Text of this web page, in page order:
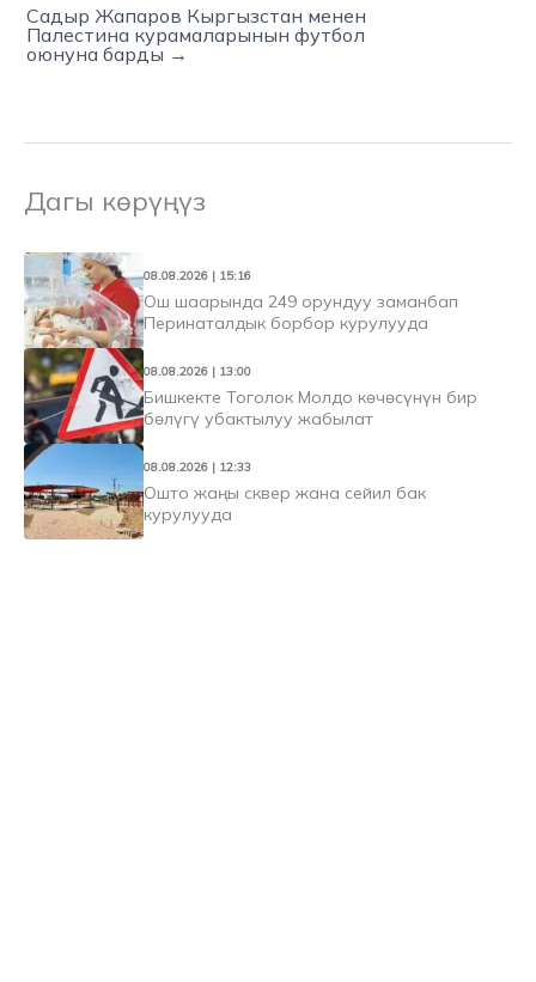
Садыр Жапаров Кыргызстан менен
Палестина курамаларынын футбол
оюнуна барды →
Дагы көрүңүз
08.08.2026 | 15:16
Ош шаарында 249 орундуу заманбап
Перинаталдык борбор курулууда
08.08.2026 | 13:00
Бишкекте Тоголок Молдо көчөсүнүн бир
бөлүгү убактылуу жабылат
08.08.2026 | 12:33
Ошто жаңы сквер жана сейил бак
курулууда